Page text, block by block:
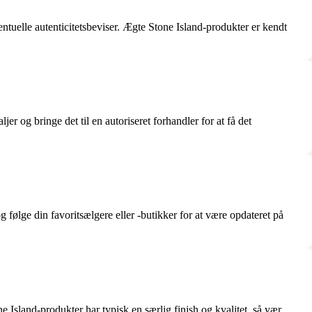
autenticitetsbeviser. Ægte Stone Island-produkter er kendt
og bringe det til en autoriseret forhandler for at få det
følge din favoritsælgere eller -butikker for at være opdateret på
Island-produkter har typisk en særlig finish og kvalitet, så vær